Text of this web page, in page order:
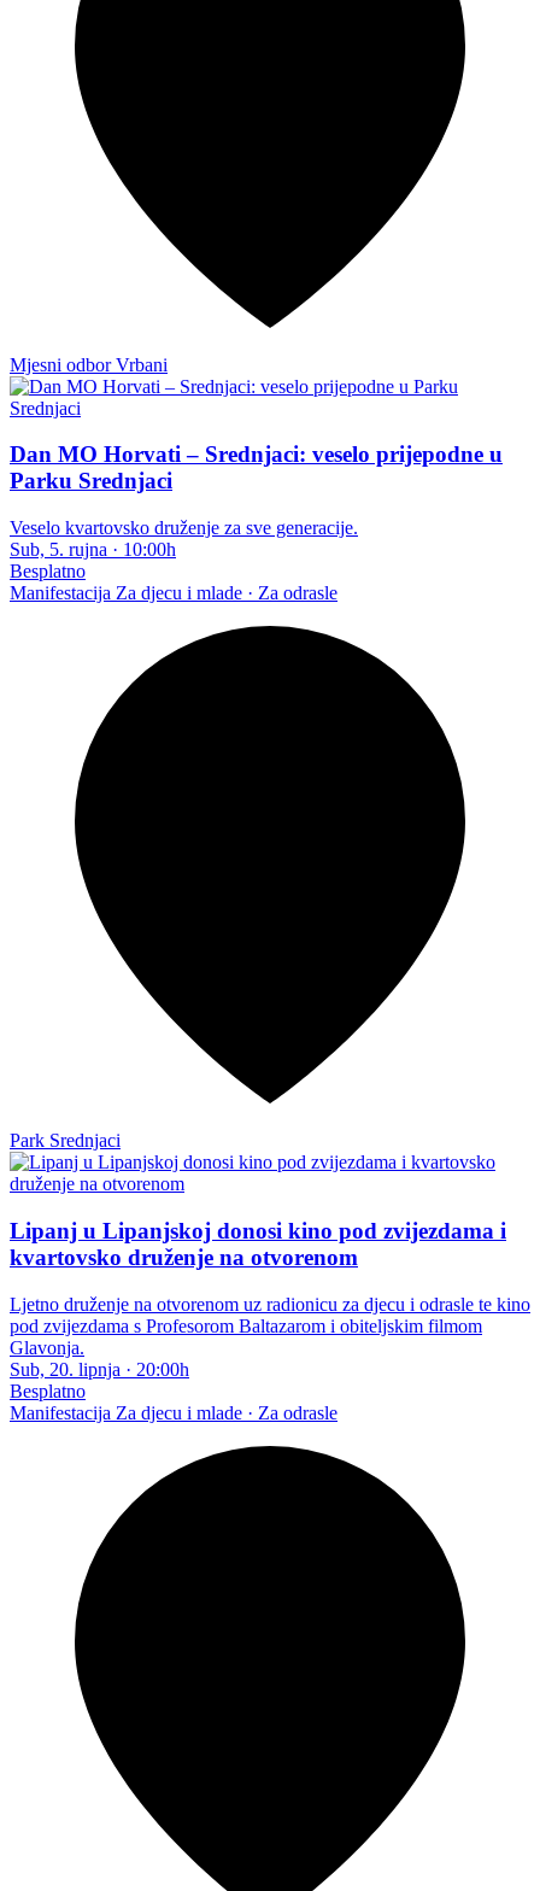
Mjesni odbor Vrbani
Dan MO Horvati – Srednjaci: veselo prijepodne u
Parku Srednjaci
Veselo kvartovsko druženje za sve generacije.
Sub, 5. rujna · 10:00h
Besplatno
Manifestacija Za djecu i mlade · Za odrasle
Park Srednjaci
Lipanj u Lipanjskoj donosi kino pod zvijezdama i
kvartovsko druženje na otvorenom
Ljetno druženje na otvorenom uz radionicu za djecu i odrasle te kino
pod zvijezdama s Profesorom Baltazarom i obiteljskim filmom
Glavonja.
Sub, 20. lipnja · 20:00h
Besplatno
Manifestacija Za djecu i mlade · Za odrasle